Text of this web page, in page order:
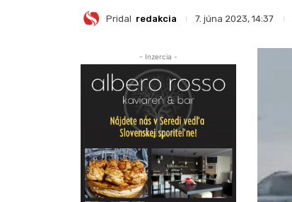
Pridal redakcia 7. júna 2023, 14:37
- Inzercia -